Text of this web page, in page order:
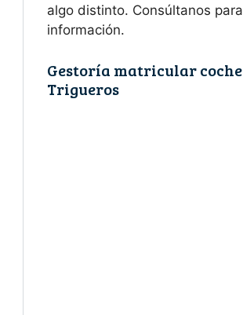
algo distinto. Consúltanos
información.
Gestoría matricular
Trigueros